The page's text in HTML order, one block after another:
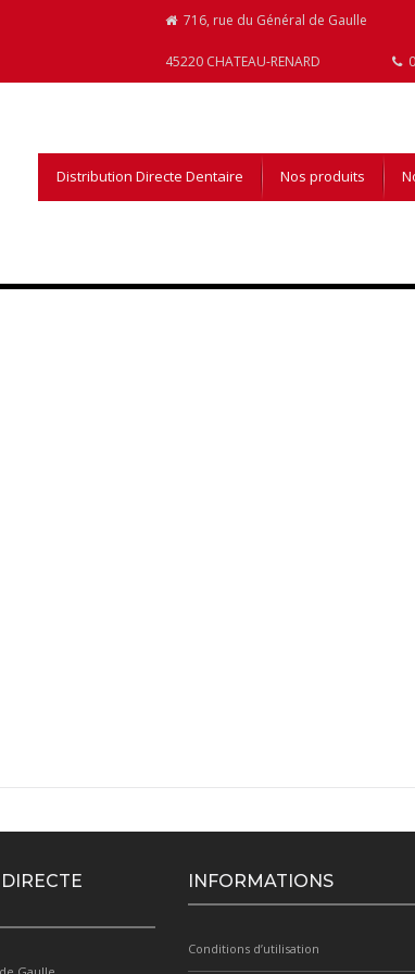
716, rue du Général de Gaulle
45220 CHATEAU-RENARD
Distribution Directe Dentaire Nos produits
INFORMATIONS
Conditions d’utilisation